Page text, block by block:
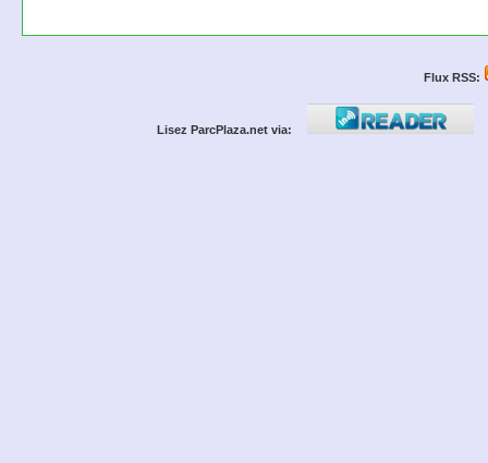
Flux RSS:
Lisez ParcPlaza.net via: